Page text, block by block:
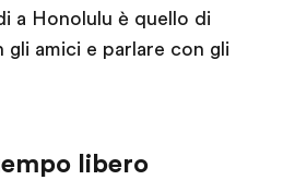
a Honolulu è quello di
amici e parlare con gli
libero